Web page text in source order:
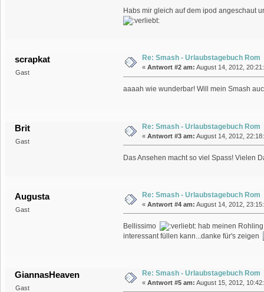
Habs mir gleich auf dem ipod angeschaut
scrapkat
Gast
Re: Smash - Urlaubstagebuch Rom
« Antwort #2 am: August 14, 2012,
aaaah wie wunderbar! Will mein Smash
Brit
Gast
Re: Smash - Urlaubstagebuch Rom
« Antwort #3 am: August 14, 2012,
Das Ansehen macht so viel Spass! Vielen
Augusta
Gast
Re: Smash - Urlaubstagebuch Rom
« Antwort #4 am: August 14, 2012,
Bellissimo
hab meinen Rohling
interessant füllen kann...danke für's zeigen
GiannasHeaven
Gast
Re: Smash - Urlaubstagebuch Rom
« Antwort #5 am: August 15, 2012,